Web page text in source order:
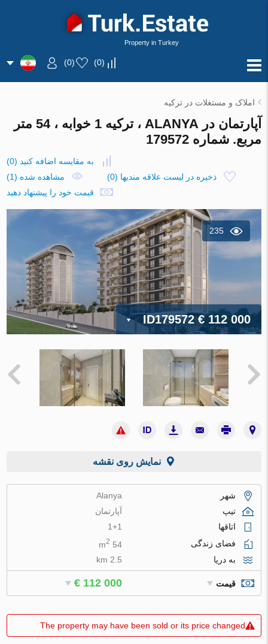
Property in Turkey
(
0
)
(
0
)
املاک و مستغلات در ترکیه
آپارتمان در ALANYA ، ترکیه 1 خوابه ، 54 متر
مربع. شماره 179572
به مقایسه اضافه کنید (
0
)
ذخیره در لیست علاقه مندیها (
0
)
مشاهده شده (1)
قیمت خود را پیشنهاد دهید
235
ID179572€ 112 000
نمایش روی نقشه
شهر
Alanya
تیپ
آپارتمان
اتاقها
1+1
فضای زندگی
54 m
2
به دریا 2.5 km
قیمت € 112 000
The property may have been sold or its price changed